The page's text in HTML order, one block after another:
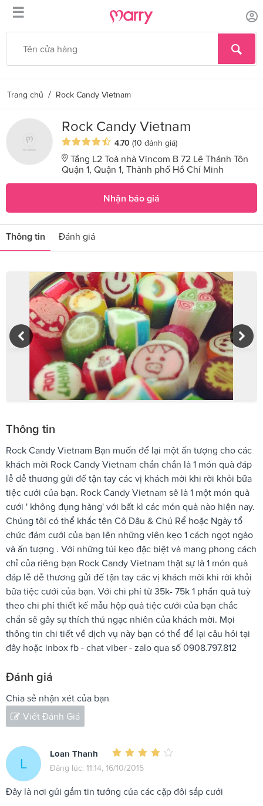
☰
Trang chủ / Rock Candy Vietnam
Rock Candy Vietnam
4.70 (10 đánh giá)
Tầng L2 Toà nhà Vincom B 72 Lê Thánh Tôn
Quận 1, Quận 1, Thành phố Hồ Chí Minh
Nhận báo giá
Thông tin Đánh giá
Thông tin
Rock Candy Vietnam Bạn muốn để lại một ấn tượng cho các
khách mời Rock Candy Vietnam chắn chắn là 1 món quà đáp
lễ dễ thương gửi đế tận tay các vị khách mời khi rời khỏi bữa
tiệc cưới của bạn. Rock Candy Vietnam sẽ là 1 một món quà
cưới ' không đụng hàng' với bất kì các món quà nào hiện nay.
Chúng tôi có thể khắc tên Cô Dâu & Chú Rể hoặc Ngày tổ
chức đám cưới của bạn lên những viên kẹo 1 cách ngọt ngào
và ấn tượng . Với những túi kẹo đặc biệt và mang phong cách
chỉ của riêng bạn Rock Candy Vietnam thật sự là 1 món quà
đáp lễ dễ thương gửi đế tận tay các vị khách mời khi rời khỏi
bữa tiệc cưới của bạn. Với chi phí từ 35k- 75k 1 phần quà tuỳ
theo chi phí thiết kế mẫu hộp quà tiệc cưới của bạn chắc
chắn sẽ gây sự thích thú ngạc nhiên của khách mời. Mọi
thông tin chi tiết về dịch vụ này bạn có thể để lại câu hỏi tại
đây hoặc inbox fb - chat viber - zalo qua số 0908.797.812
Đánh giá
Chia sẻ nhận xét của bạn
Viết Đánh Giá
L
Loan Thanh
Đăng lúc: 11:14, 16/10/2015
Đây là nơi gửi gắm tin tưởng của các cặp đôi sắp cưới